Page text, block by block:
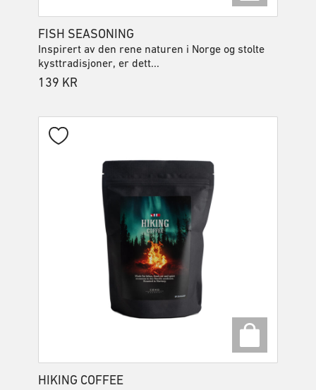
FISH SEASONING
Inspirert av den rene naturen i Norge og stolte
kysttradisjoner, er dett...
139 KR
HIKING COFFEE